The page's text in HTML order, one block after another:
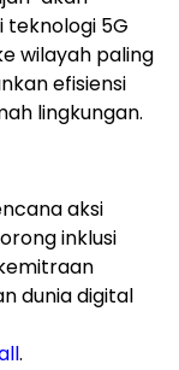
5G
wilayah paling
efisiensi
lingkungan.
aksi
inklusi
dunia digital
.